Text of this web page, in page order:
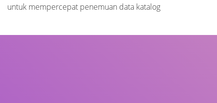
untuk mempercepat penemuan data katalog